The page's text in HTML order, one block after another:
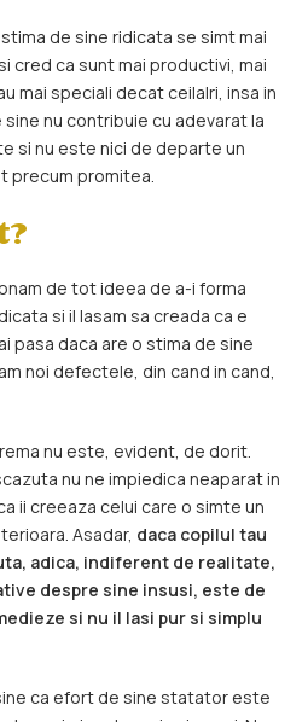
de sine ridicata se simt mai
cred ca sunt mai productivi, mai
mai speciali decat ceilalri, insa in
nu contribuie cu adevarat la
si nu este nici de departe un
precum promitea.
de tot ideea de a-i forma
si il lasam sa creada ca e
pasa daca are o stima de sine
noi defectele, din cand in cand,
nu este, evident, de dorit.
nu ne impiedica neaparat in
ii creeaza celui care o simte un
Asadar, daca copilul tau
adica, indiferent de realitate,
despre sine insusi, este de
si nu il lasi pur si simplu
ca efort de sine statator este